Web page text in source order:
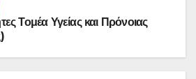
Τομέα Υγείας και Πρόνοιας